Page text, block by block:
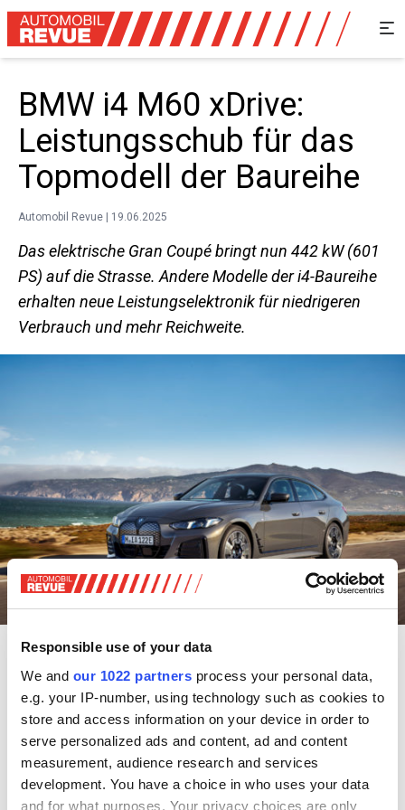
Responsible use of your data
We and our 1022 partners process your personal data,
e.g. your IP-number, using technology such as cookies to
store and access information on your device in order to
serve personalized ads and content, ad and content
measurement, audience research and services
development. You have a choice in who uses your data
and for what purposes. Your privacy choices are only
BMW i4 M60 xDrive:
Leistungsschub für das
Topmodell der Baureihe
Automobil Revue | 19.06.2025
Das elektrische Gran Coupé bringt nun 442 kW (601
PS) auf die Strasse. Andere Modelle der i4-Baureihe
erhalten neue Leistungselektronik für niedrigeren
Verbrauch und mehr Reichweite.
BMW optimiert seine elektrische Mittelklasselimousine,
den i4. Das bislang leistungsstärkste Modell der Baureihe
feiert seine Premiere. Ab Juli 2025 ist der BMW i4 M60
xDrive verfügbar.
Er bietet im Vergleich zum Vorgänger eine um 42 kW (57
PS) auf 442 kW (601 PS) gesteigerte Systemleistung. Für
den Sprint von 0 auf 100 km/h benötigt der neue BMW i4